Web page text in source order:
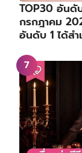
TOP30 อันดั
กรกฎาคม
อันดับ 1 ได้สำ